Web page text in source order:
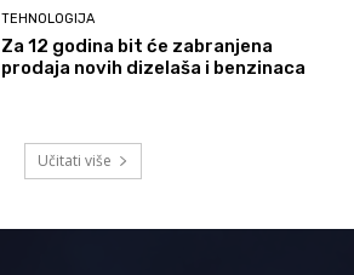
TEHNOLOGIJA
Za 12 godina bit će zabranjena
prodaja novih dizelaša i benzinaca
Učitati više